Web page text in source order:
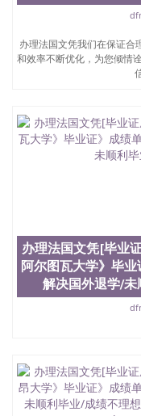
办理法国文凭我们在保证合
和效率不断优化，为您倾情
办理法国文凭[毕业
阿尔图瓦大学》毕
解决国外退学/